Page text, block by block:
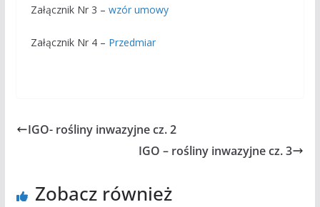
Załącznik Nr 3 – wzór umowy
Załącznik Nr 4 – Przedmiar
IGO- rośliny inwazyjne cz. 2
IGO – rośliny inwazyjne cz. 3
Zobacz również